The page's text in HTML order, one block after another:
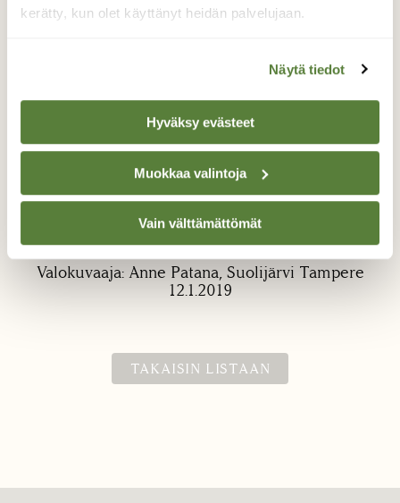
kerätty, kun olet käyttänyt heidän palvelujaan.
Näytä tiedot
Hyväksy evästeet
Muokkaa valintoja
Vain välttämättömät
Talvipäivän parhautta
Aurinko paistoi eilen pitkästä aikaa täydeltä
terältä. Luminen metsä oli suorastaan
lumoavan kaunis auringonpaisteessa.
Valokuvaaja: Anne Patana, Suolijärvi Tampere
12.1.2019
TAKAISIN LISTAAN